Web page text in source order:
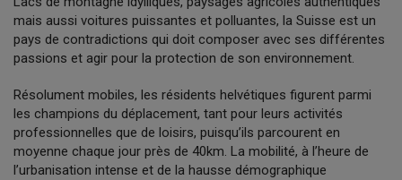
mais aussi voitures puissantes et polluantes, la Suisse est un
pays de contradictions qui doit composer avec ses différentes
passions et agir pour la protection de son environnement.
Résolument mobiles, les résidents helvétiques figurent parmi
les champions du déplacement, tant pour leurs activités
professionnelles que de loisirs, puisqu’ils parcourent en
moyenne chaque jour près de 40km. La mobilité, à l’heure de
l’urbanisation intense et de la hausse démographique